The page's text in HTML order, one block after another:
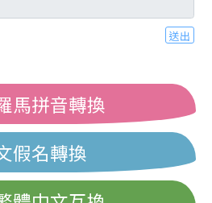
送出
馬拼音轉換
假名轉換